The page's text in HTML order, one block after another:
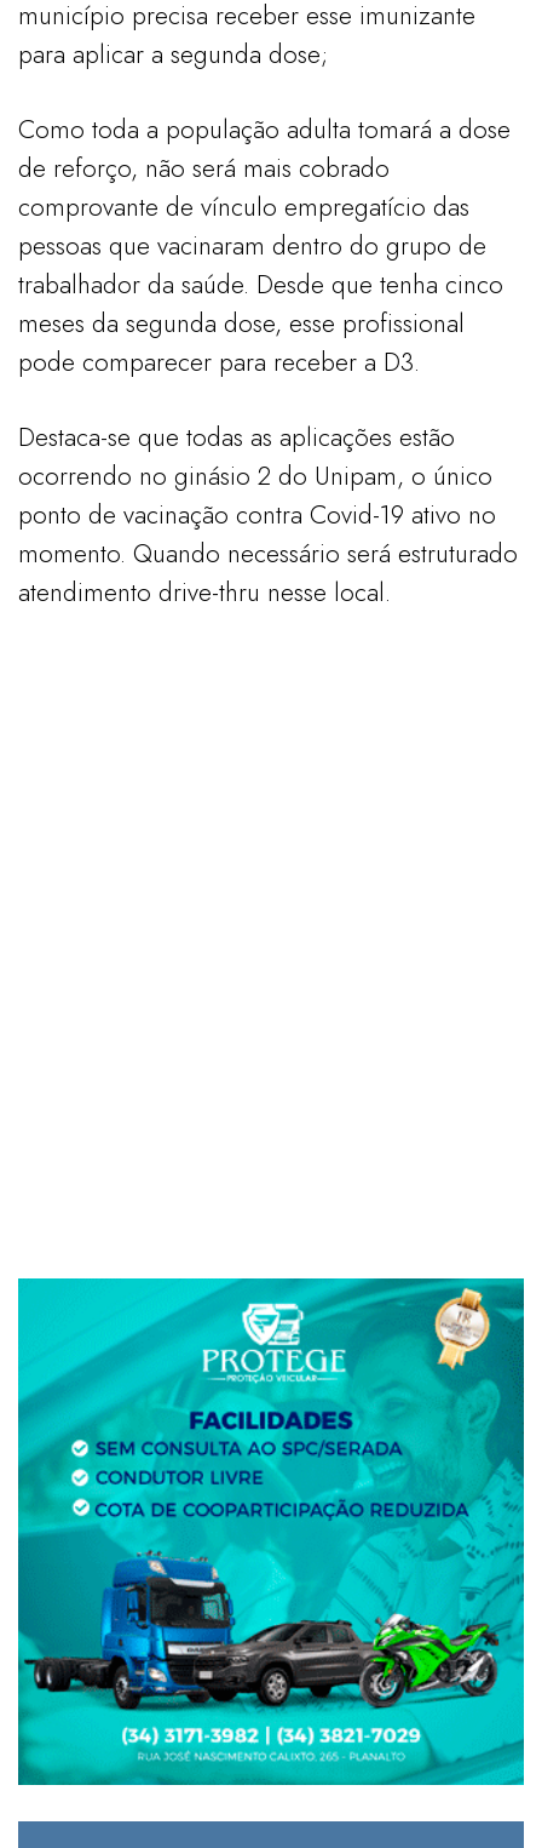
município precisa receber esse imunizante
para aplicar a segunda dose;
Como toda a população adulta tomará a dose
de reforço, não será mais cobrado
comprovante de vínculo empregatício das
pessoas que vacinaram dentro do grupo de
trabalhador da saúde. Desde que tenha cinco
meses da segunda dose, esse profissional
pode comparecer para receber a D3.
Destaca-se que todas as aplicações estão
ocorrendo no ginásio 2 do Unipam, o único
ponto de vacinação contra Covid-19 ativo no
momento. Quando necessário será estruturado
atendimento drive-thru nesse local.